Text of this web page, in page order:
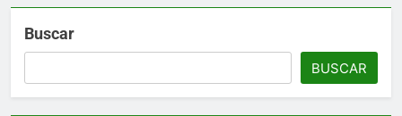
Buscar
BUSCAR